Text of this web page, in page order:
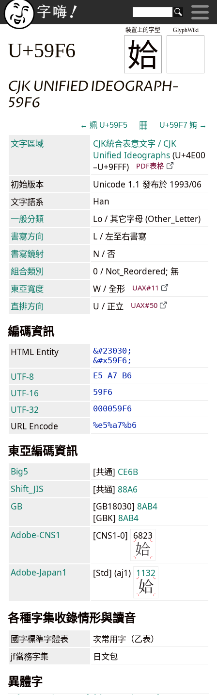
GlyphWiki
姶
裝置上的字型
U+59F6
CJK UNIFIED IDEOGRAPH-
59F6
← 姵 U+59F5 𝄜 U+59F7 姷 →
文字區域
CJK統合表意文字 / CJK
Unified Ideographs (U+4E00
–U+9FFF)
PDF表格
初始版本
Unicode 1.1 發布於 1993/06
文字語系
Han
一般分類
Lo / 其它字母 (Other_Letter)
書寫方向
L / 左至右書寫
書寫鏡射
N / 否
組合類別
0 / Not_Reordered; 無
東亞寬度
W / 全形 UAX#11
直排方向 U / 正立 UAX#50
編碼資訊
HTML Entity
&#23030;
&#x59F6;
UTF-8 E5 A7 B6
UTF-16 59F6
UTF-32 000059F6
URL Encode %e5%a7%b6
東亞編碼資訊
Big5 [共通] CE6B
Shift_JIS
[共通] 88A6
GB
[GB18030] 8AB4
[GBK] 8AB4
Adobe-CNS1
[CNS1-0] 6823
Adobe-Japan1 [Std] (aj1) 1132
各種字集收錄情形與讀音
國字標準字體表 次常用字（乙表）
jf當務字集 日文包
異體字